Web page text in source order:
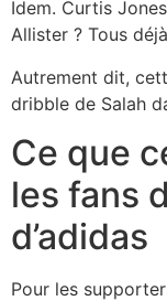
Idem. Curtis
Allister ? Tous
Autrement dit,
dribble de Salah
Ce que
les fans
d’adidas
Pour les